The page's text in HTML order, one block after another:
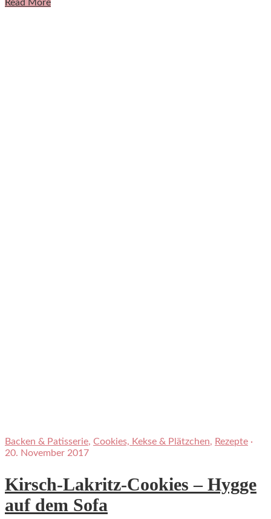
Read More
Backen & Patisserie, Cookies, Kekse & Plätzchen, Rezepte ·
20. November 2017
Kirsch-Lakritz-Cookies – Hygge
auf dem Sofa